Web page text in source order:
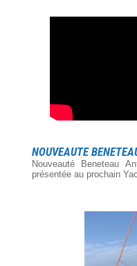
NOUVEAUTE
Nouveauté Beneteau
présentée au prochain